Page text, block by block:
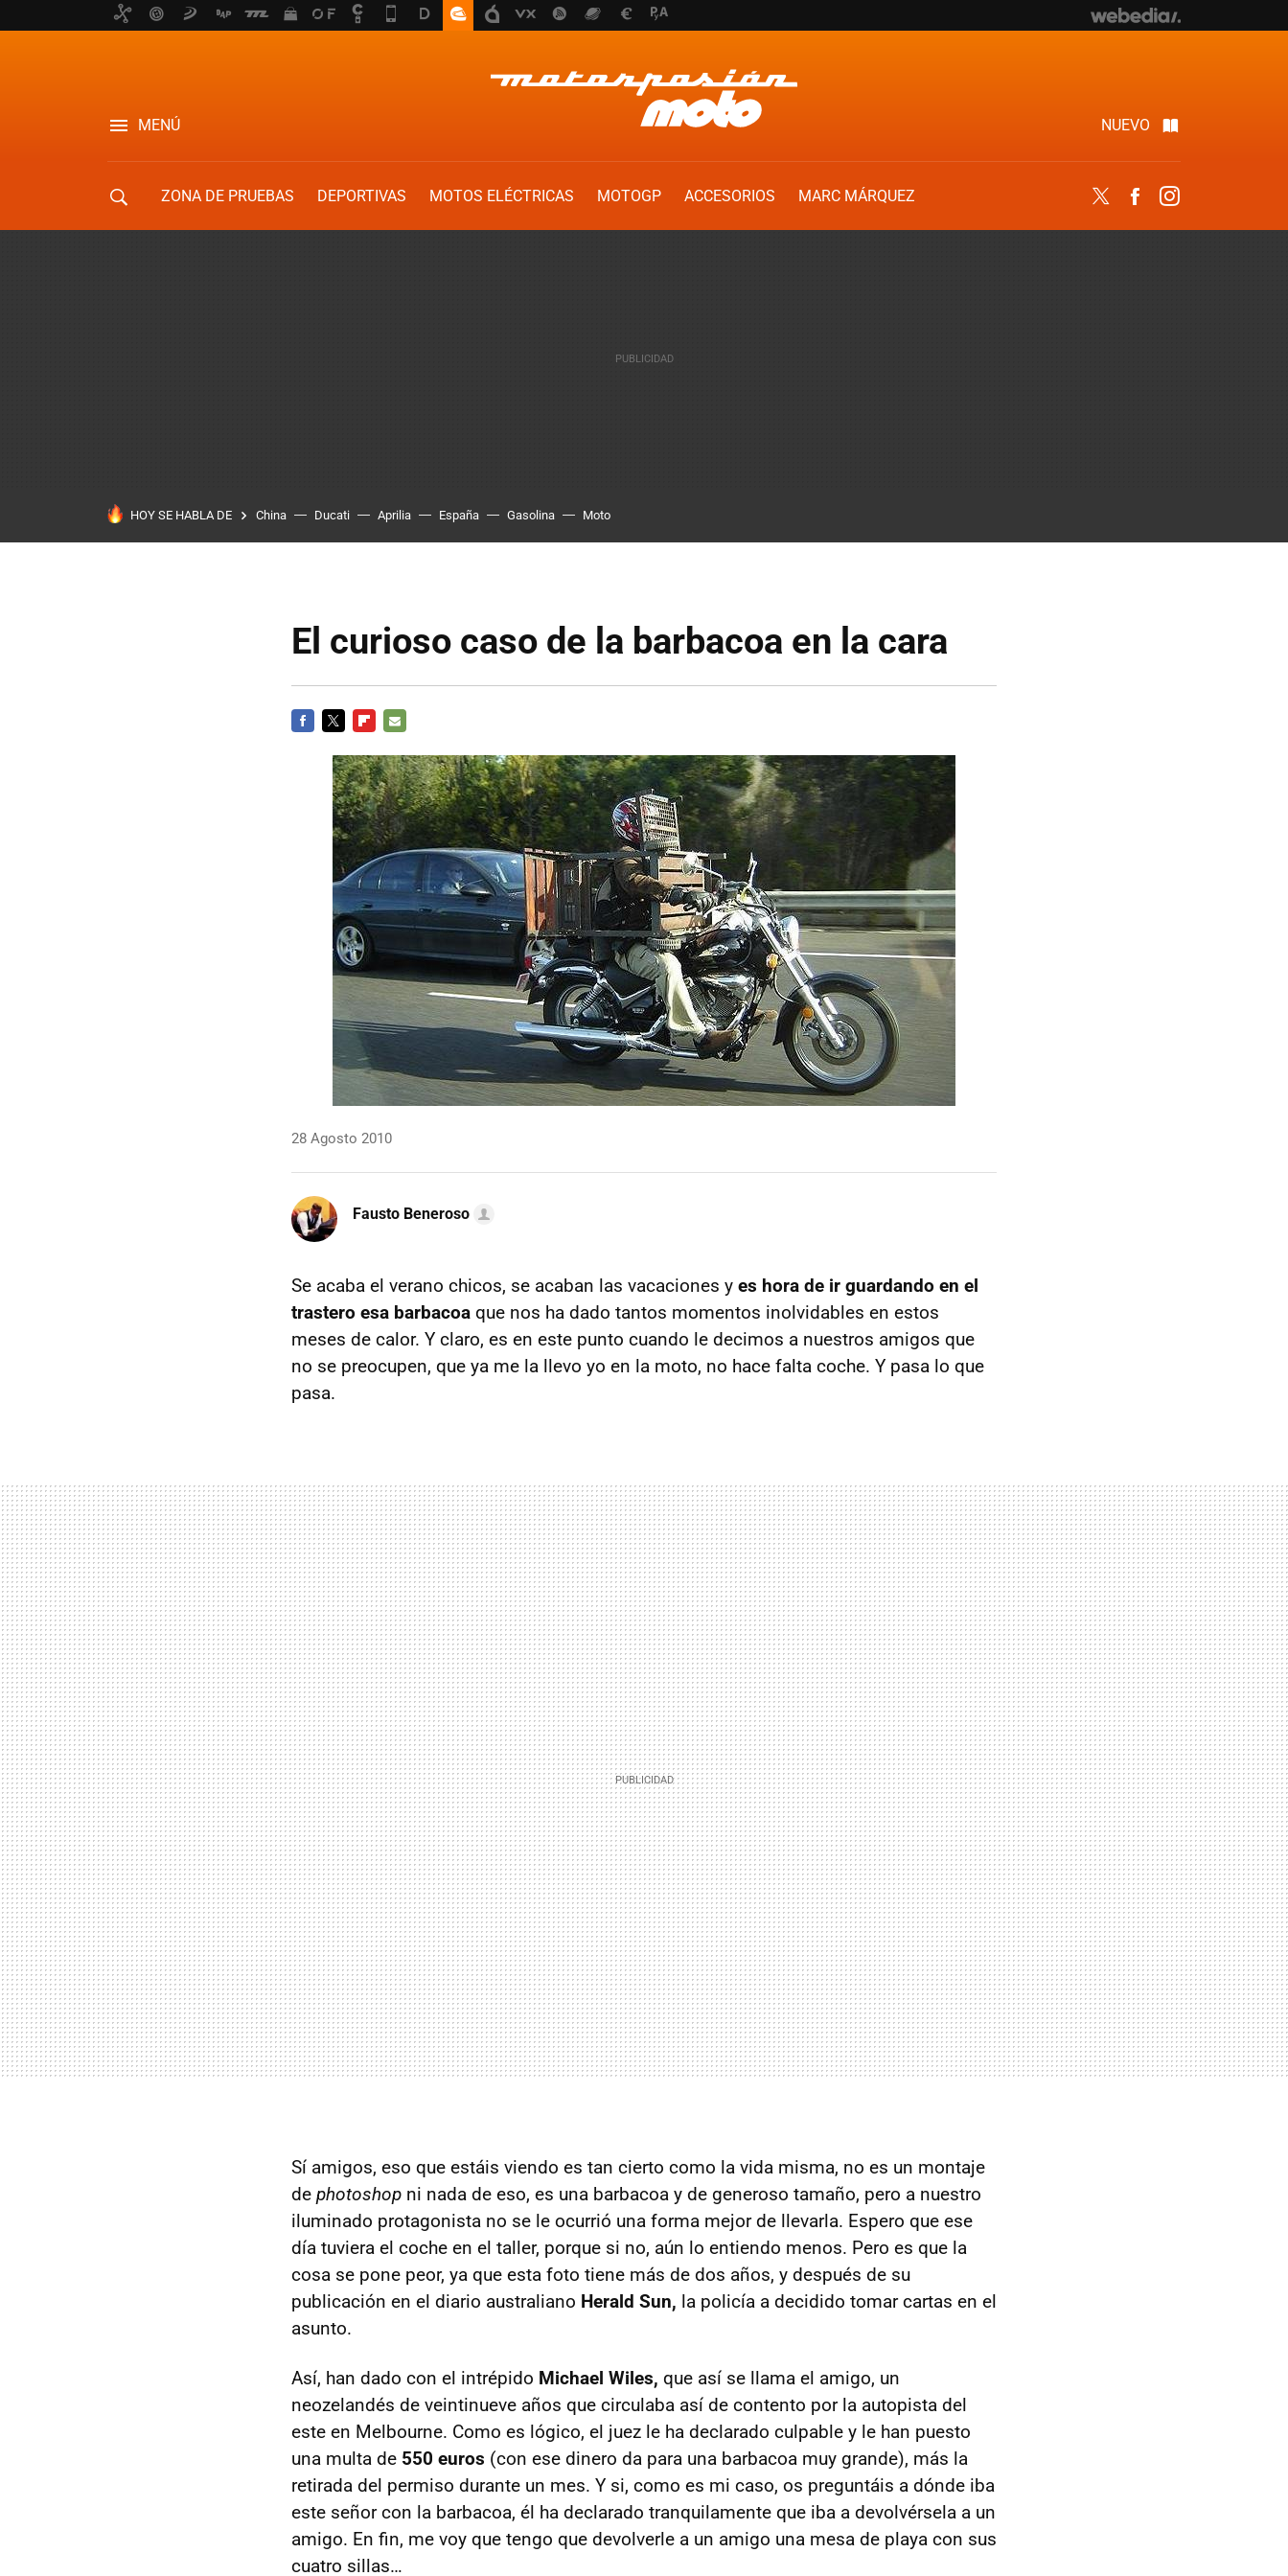
MENÚ NUEVO
ZONA DE PRUEBAS DEPORTIVAS MOTOS ELÉCTRICAS MOTOGP ACCESORIOS
MARC MÁRQUEZ
Twitter Facebook
HOY SE HABLA DE China Ducati Aprilia España Gasolina Moto
El curioso caso de la barbacoa en la cara
MAIL
28 Agosto 2010
Fausto Beneroso
Se acaba el verano chicos, se acaban las vacaciones y es hora de ir guardando en el
trastero esa barbacoa que nos ha dado tantos momentos inolvidables en estos
meses de calor. Y claro, es en este punto cuando le decimos a nuestros amigos que
no se preocupen, que ya me la llevo yo en la moto, no hace falta coche. Y pasa lo que
pasa.
Sí amigos, eso que estáis viendo es tan cierto como la vida misma, no es un montaje
de photoshop ni nada de eso, es una barbacoa y de generoso tamaño, pero a nuestro
iluminado protagonista no se le ocurrió una forma mejor de llevarla. Espero que ese
día tuviera el coche en el taller, porque si no, aún lo entiendo menos. Pero es que la
cosa se pone peor, ya que esta foto tiene más de dos años, y después de su
publicación en el diario australiano Herald Sun, la policía a decidido tomar cartas en el
asunto.
Así, han dado con el intrépido Michael Wiles, que así se llama el amigo, un
neozelandés de veintinueve años que circulaba así de contento por la autopista del
este en Melbourne. Como es lógico, el juez le ha declarado culpable y le han puesto
una multa de 550 euros (con ese dinero da para una barbacoa muy grande), más la
retirada del permiso durante un mes. Y si, como es mi caso, os preguntáis a dónde iba
este señor con la barbacoa, él ha declarado tranquilamente que iba a devolvérsela a un
amigo. En fin, me voy que tengo que devolverle a un amigo una mesa de playa con sus
cuatro sillas…